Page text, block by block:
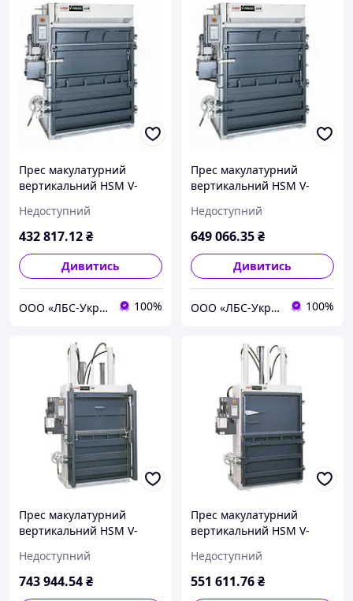
Прес макулатурний
вертикальний HSM V-
Недоступний
432 817.12₴
Дивитись
ООО «ЛБС-Україна» 100%
Прес макулатурний
вертикальний HSM V-
Недоступний
649 066.35₴
Дивитись
ООО «ЛБС-Україна» 100%
Прес макулатурний
вертикальний HSM V-
Недоступний
743 944.54₴
Прес макулатурний
вертикальний HSM V-
Недоступний
551 611.76₴